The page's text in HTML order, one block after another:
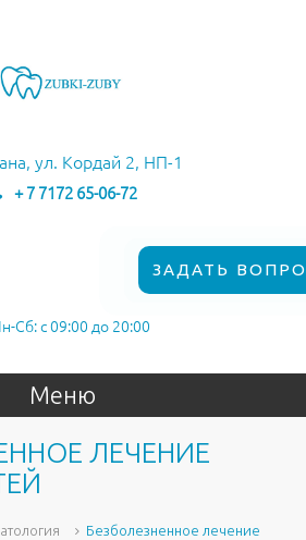
ул. Кордай 2, НП-1
+ 7 7172 65-06-72
ЗАДАТЬ
Сб: с 09:00 до 20:00
Меню
ЛЕЧЕНИЕ
Безболезненное лечение